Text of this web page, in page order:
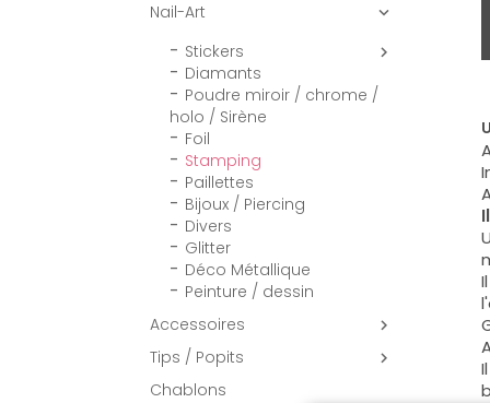
Nail-Art

Stickers 
Diamants
Poudre miroir / chrome /
holo / Sirène
Foil
Stamping
Paillettes
Bijoux / Piercing
Divers
Glitter
Déco Métallique
Peinture / dessin
Accessoires

Tips / Popits 
Chablons